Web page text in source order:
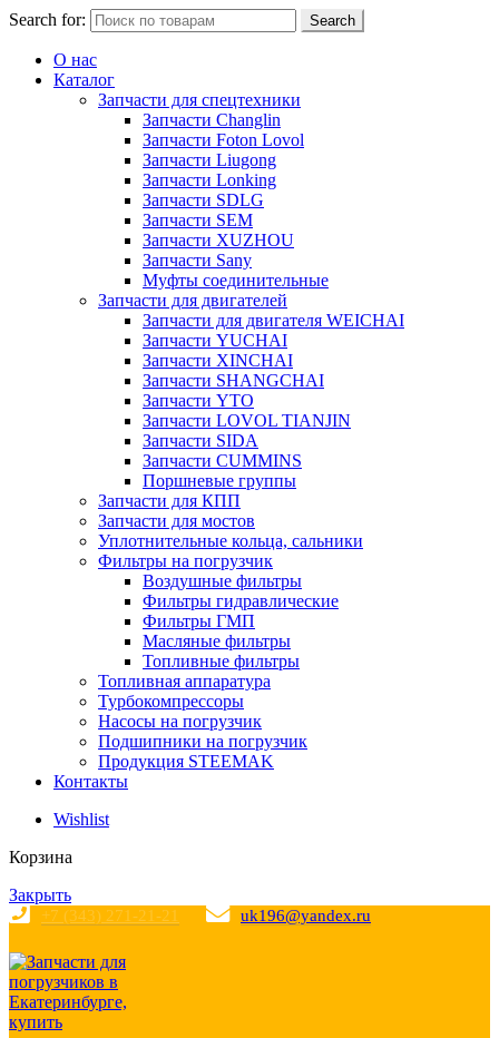
Search for: Search
О нас
Каталог
Запчасти для спецтехники
Запчасти Changlin
Запчасти Foton Lovol
Запчасти Liugong
Запчасти Lonking
Запчасти SDLG
Запчасти SEM
Запчасти XUZHOU
Запчасти Sany
Муфты соединительные
Запчасти для двигателей
Запчасти для двигателя WEICHAI
Запчасти YUCHAI
Запчасти XINCHAI
Запчасти SHANGCHAI
Запчасти YTO
Запчасти LOVOL TIANJIN
Запчасти SIDA
Запчасти CUMMINS
Поршневые группы
Запчасти для КПП
Запчасти для мостов
Уплотнительные кольца, сальники
Фильтры на погрузчик
Воздушные фильтры
Фильтры гидравлические
Фильтры ГМП
Масляные фильтры
Топливные фильтры
Топливная аппаратура
Турбокомпрессоры
Насосы на погрузчик
Подшипники на погрузчик
Продукция STEEMAK
Контакты
Wishlist
Корзина
Закрыть
+7 (343) 271-21-21 uk196@yandex.ru